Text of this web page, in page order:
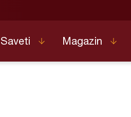
Saveti Magazin